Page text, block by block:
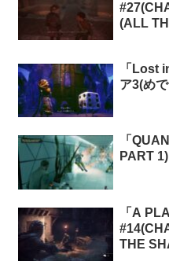
(ALL
「Lost
ア3(め
「
PART 1)
「A
THE